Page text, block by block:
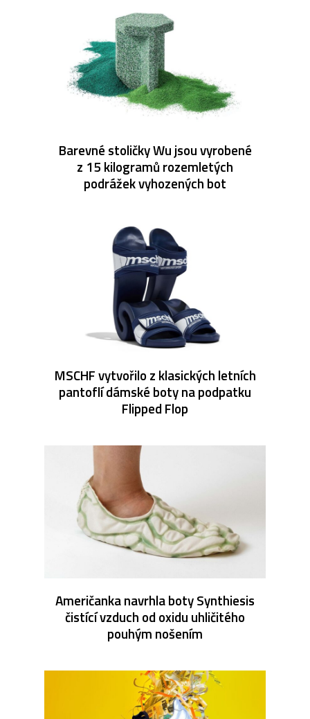
Barevné stoličky Wu jsou vyrobené
z 15 kilogramů rozemletých
podrážek vyhozených bot
MSCHF vytvořilo z klasických letních
pantoflí dámské boty na podpatku
Flipped Flop
Američanka navrhla boty Synthiesis
čistící vzduch od oxidu uhličitého
pouhým nošením